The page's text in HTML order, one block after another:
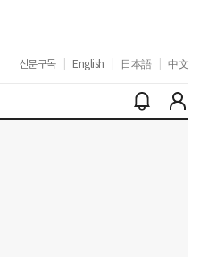
신문구독 English 日本語 中文